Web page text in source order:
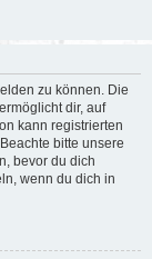
zu können. Die
dir, auf
kann registrierten
bitte unsere
bevor du dich
wenn du dich in